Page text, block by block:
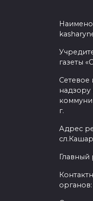
газеты
г.
Адрес
Главный